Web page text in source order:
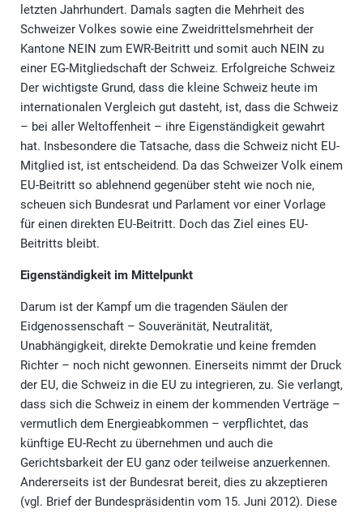
letzten Jahrhundert. Damals sagten die Mehrheit des
Schweizer Volkes sowie eine Zweidrittelsmehrheit der
Kantone NEIN zum EWR-Beitritt und somit auch NEIN zu
einer EG-Mitgliedschaft der Schweiz. Erfolgreiche Schweiz
Der wichtigste Grund, dass die kleine Schweiz heute im
internationalen Vergleich gut dasteht, ist, dass die Schweiz
– bei aller Weltoffenheit – ihre Eigenständigkeit gewahrt
hat. Insbesondere die Tatsache, dass die Schweiz nicht EU-
Mitglied ist, ist entscheidend. Da das Schweizer Volk einem
EU-Beitritt so ablehnend gegenüber steht wie noch nie,
scheuen sich Bundesrat und Parlament vor einer Vorlage
für einen direkten EU-Beitritt. Doch das Ziel eines EU-
Beitritts bleibt.
Eigenständigkeit im Mittelpunkt
Darum ist der Kampf um die tragenden Säulen der
Eidgenossenschaft – Souveränität, Neutralität,
Unabhängigkeit, direkte Demokratie und keine fremden
Richter – noch nicht gewonnen. Einerseits nimmt der Druck
der EU, die Schweiz in die EU zu integrieren, zu. Sie verlangt,
dass sich die Schweiz in einem der kommenden Verträge –
vermutlich dem Energieabkommen – verpflichtet, das
künftige EU-Recht zu übernehmen und auch die
Gerichtsbarkeit der EU ganz oder teilweise anzuerkennen.
Andererseits ist der Bundesrat bereit, dies zu akzeptieren
(vgl. Brief der Bundespräsidentin vom 15. Juni 2012). Diese